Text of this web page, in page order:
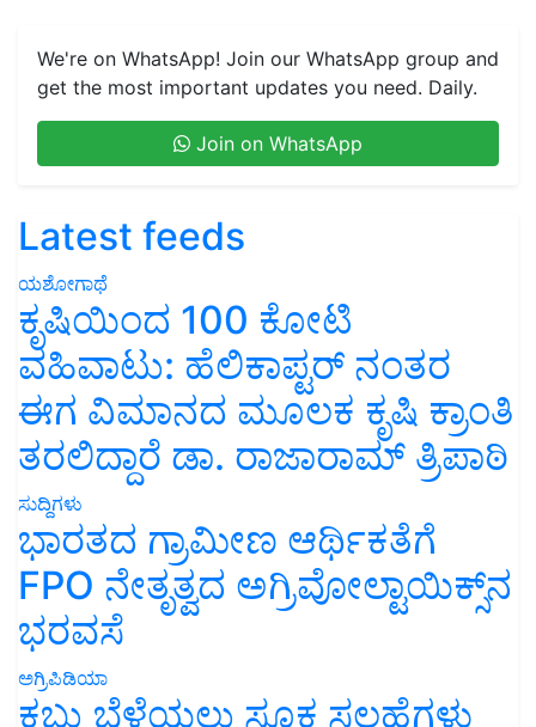
We're on WhatsApp! Join our WhatsApp group and
get the most important updates you need. Daily.
Join on WhatsApp
Latest feeds
ಯಶೋಗಾಥೆ
ಕೃಷಿಯಿಂದ 100 ಕೋಟಿ
ವಹಿವಾಟು: ಹೆಲಿಕಾಪ್ಟರ್ ನಂತರ
ಈಗ ವಿಮಾನದ ಮೂಲಕ ಕೃಷಿ ಕ್ರಾಂತಿ
ತರಲಿದ್ದಾರೆ ಡಾ. ರಾಜಾರಾಮ್ ತ್ರಿಪಾಠಿ
ಸುದ್ದಿಗಳು
ಭಾರತದ ಗ್ರಾಮೀಣ ಆರ್ಥಿಕತೆಗೆ
FPO ನೇತೃತ್ವದ ಅಗ್ರಿವೋಲ್ಟಾಯಿಕ್ಸ್‌ನ
ಭರವಸೆ
ಅಗ್ರಿಪಿಡಿಯಾ
ಕಬ್ಬು ಬೆಳೆಯಲು ಸೂಕ್ತ ಸಲಹೆಗಳು